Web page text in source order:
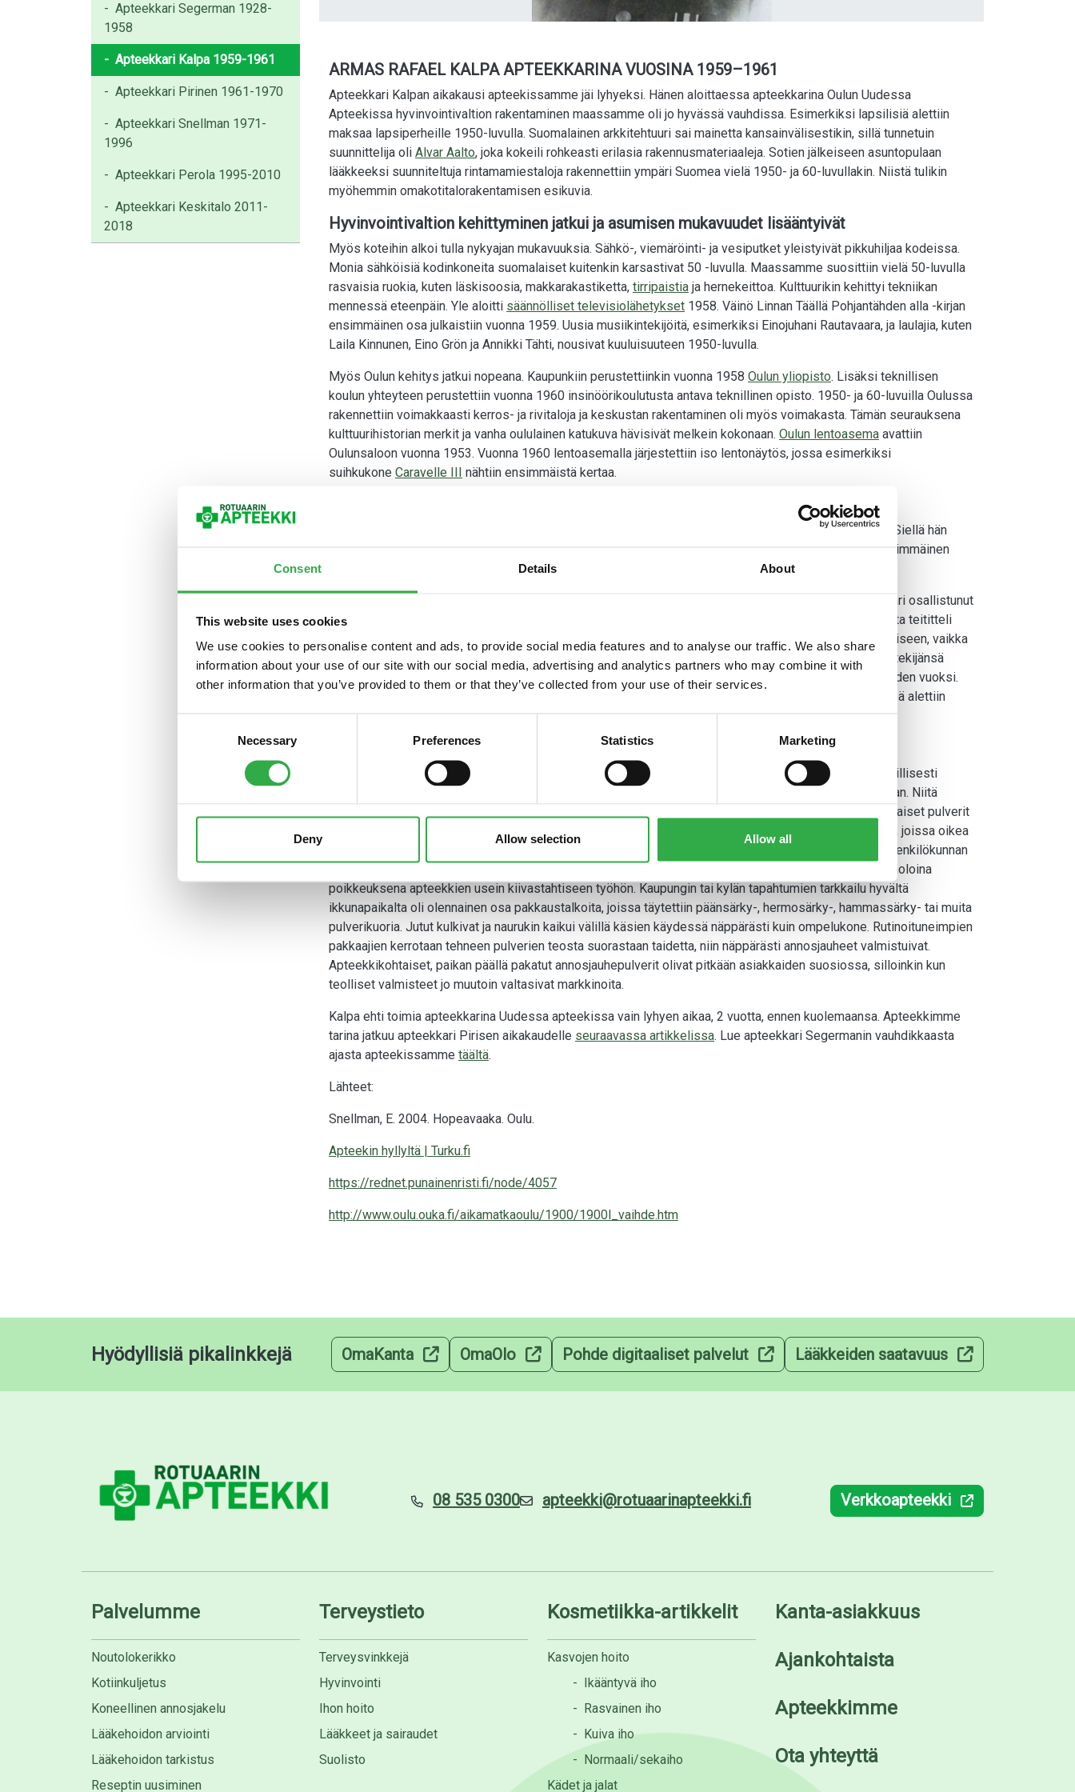
Consent Details About
This website uses cookies
We use cookies to personalise content and ads, to provide social media features and to analyse our traffic. We also share
information about your use of our site with our social media, advertising and analytics partners who may combine it with
other information that you’ve provided to them or that they’ve collected from your use of their services.
Necessary Preferences Statistics Marketing
Deny Allow selection Allow all
- Apteekkari Segerman 1928-
1958
- Apteekkari Kalpa 1959-1961
- Apteekkari Pirinen 1961-1970
- Apteekkari Snellman 1971-
1996
- Apteekkari Perola 1995-2010
- Apteekkari Keskitalo 2011-
2018
ARMAS RAFAEL KALPA APTEEKKARINA VUOSINA 1959–1961
Apteekkari Kalpan aikakausi apteekissamme jäi lyhyeksi. Hänen aloittaessa apteekkarina Oulun Uudessa
Apteekissa hyvinvointivaltion rakentaminen maassamme oli jo hyvässä vauhdissa. Esimerkiksi lapsilisiä alettiin
maksaa lapsiperheille 1950-luvulla. Suomalainen arkkitehtuuri sai mainetta kansainvälisestikin, sillä tunnetuin
suunnittelija oli Alvar Aalto, joka kokeili rohkeasti erilasia rakennusmateriaaleja. Sotien jälkeiseen asuntopulaan
lääkkeeksi suunniteltuja rintamamiestaloja rakennettiin ympäri Suomea vielä 1950- ja 60-luvullakin. Niistä tulikin
myöhemmin omakotitalorakentamisen esikuvia.
Hyvinvointivaltion kehittyminen jatkui ja asumisen mukavuudet lisääntyivät
Myös koteihin alkoi tulla nykyajan mukavuuksia. Sähkö-, viemäröinti- ja vesiputket yleistyivät pikkuhiljaa kodeissa.
Monia sähköisiä kodinkoneita suomalaiset kuitenkin karsastivat 50 -luvulla. Maassamme suosittiin vielä 50-luvulla
rasvaisia ruokia, kuten läskisoosia, makkarakastiketta, tirripaistia ja hernekeittoa. Kulttuurikin kehittyi tekniikan
mennessä eteenpäin. Yle aloitti säännölliset televisiolähetykset 1958. Väinö Linnan Täällä Pohjantähden alla -kirjan
ensimmäinen osa julkaistiin vuonna 1959. Uusia musiikintekijöitä, esimerkiksi Einojuhani Rautavaara, ja laulajia, kuten
Laila Kinnunen, Eino Grön ja Annikki Tähti, nousivat kuuluisuuteen 1950-luvulla.
Myös Oulun kehitys jatkui nopeana. Kaupunkiin perustettiinkin vuonna 1958 Oulun yliopisto. Lisäksi teknillisen
koulun yhteyteen perustettiin vuonna 1960 insinöörikoulutusta antava teknillinen opisto. 1950- ja 60-luvuilla Oulussa
rakennettiin voimakkaasti kerros- ja rivitaloja ja keskustan rakentaminen oli myös voimakasta. Tämän seurauksena
kulttuurihistorian merkit ja vanha oululainen katukuva hävisivät melkein kokonaan. Oulun lentoasema avattiin
Oulunsaloon vuonna 1953. Vuonna 1960 lentoasemalla järjestettiin iso lentonäytös, jossa esimerkiksi
suihkukone Caravelle III nähtiin ensimmäistä kertaa.
Apteekkimme seitsemäs apteekkari Armas Kalpa oli Pellon apteekkarina ennen Ouluun siirtymistään. Siellä hän
toimintaan ja hän oli Pellon osaston ensimmäinen
Jo Kalpan aikana apteekissamme työskennellyt, silloinen tekninen apulainen muistelee, ettei apteekkari osallistunut
apteekin päivittäiseen työhön, koska proviisorin tehtävä oli huolehtia apteekin toiminnasta. Henkilökunta teititteli
toisiaan ajan hengen mukaisesti. Apteekkarin rouva osallistui apteekissa mm. särkypulverien pakkaamiseen, vaikka
hänellä ei ollutkaan apteekkialan koulutusta. Rouvaa henkilökunta sai kutsua etunimeltä. Kalpa piti työntekijänsä
kehittämisestä huolen ja ilmoitti apteekin asiatytön konekirjoituskouluun kasvavien reseptinkirjoitustöiden vuoksi.
Asiatytön työnkuvaan tuli resepteissä olevien ohjeiden kirjoittaminen asiakkaiden lääkkeisiin. Asiatyttöä alettiin
kutsua tekniseksi apulaiseksi 60-luvulla.
Annospulvereiden menekki oli kovaa
Apteekissa työskenteli useita oppilaita tuohon aikaan. He olivat ”joka paikan höyliä”. Vielä tuolloin tyypillisesti
apteekissa valmistettiin paljon lääkkeitä, vaikka tehdasvalmisteisten lääkkeiden osuus kasvoi koko ajan. Niitä
valmistettiin myös varastoon, tulevan kysynnän varalle, ettei asiakkaan tarvitsisi erikseen odotella. Erilaiset pulverit
toimitettiin asiakkaille jo valmiiksi oikean kokoisina kerta-annoksina – toisin kuin monet muut lääkkeet, joissa oikea
annostelu jäi yleensä asiakkaan vastuulle. Annosjauheiden valmistus saattoi työllistää apteekin koko henkilökunnan
hiljaisina kausina. Monet apteekkilaiset ovat muistelleet pulvereiden pakkaushetkiä rattoisina yhdessäoloina
poikkeuksena apteekkien usein kiivastahtiseen työhön. Kaupungin tai kylän tapahtumien tarkkailu hyvältä
ikkunapaikalta oli olennainen osa pakkaustalkoita, joissa täytettiin päänsärky-, hermosärky-, hammassärky- tai muita
pulverikuoria. Jutut kulkivat ja naurukin kaikui välillä käsien käydessä näppärästi kuin ompelukone. Rutinoituneimpien
pakkaajien kerrotaan tehneen pulverien teosta suorastaan taidetta, niin näppärästi annosjauheet valmistuivat.
Apteekkikohtaiset, paikan päällä pakatut annosjauhepulverit olivat pitkään asiakkaiden suosiossa, silloinkin kun
teolliset valmisteet jo muutoin valtasivat markkinoita.
Kalpa ehti toimia apteekkarina Uudessa apteekissa vain lyhyen aikaa, 2 vuotta, ennen kuolemaansa. Apteekkimme
tarina jatkuu apteekkari Pirisen aikakaudelle seuraavassa artikkelissa. Lue apteekkari Segermanin vauhdikkaasta
ajasta apteekissamme täältä.
Lähteet:
Snellman, E. 2004. Hopeavaaka. Oulu.
Apteekin hyllyltä | Turku.fi
https://rednet.punainenristi.fi/node/4057
http://www.oulu.ouka.fi/aikamatkaoulu/1900/1900l_vaihde.htm
Hyödyllisiä pikalinkkejä OmaKanta OmaOlo Pohde digitaaliset palvelut Lääkkeiden saatavuus
08 535 0300 apteekki@rotuaarinapteekki.fi Verkkoapteekki
Palvelumme
Noutolokerikko
Kotiinkuljetus
Koneellinen annosjakelu
Lääkehoidon arviointi
Lääkehoidon tarkistus
Reseptin uusiminen
Terveystieto
Terveysvinkkejä
Hyvinvointi
Ihon hoito
Lääkkeet ja sairaudet
Suolisto
Kosmetiikka-artikkelit
Kasvojen hoito
- Ikääntyvä iho
- Rasvainen iho
- Kuiva iho
- Normaali/sekaiho
Kädet ja jalat
Kanta-asiakkuus
Ajankohtaista
Apteekkimme
Ota yhteyttä